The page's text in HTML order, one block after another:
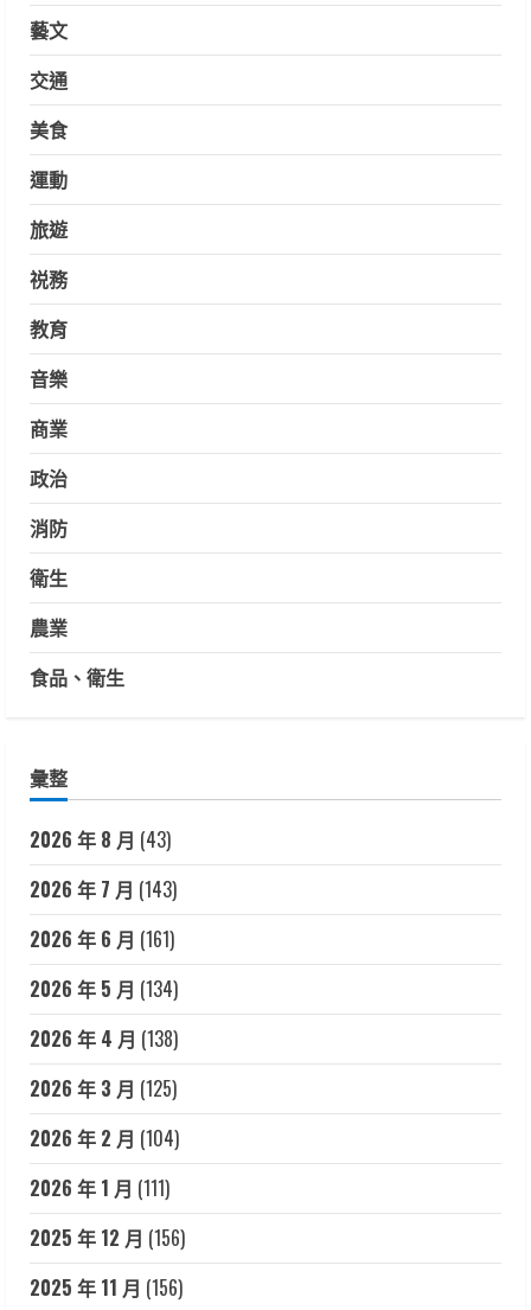
藝文
交通
美食
運動
旅遊
祱務
教育
音樂
商業
政治
消防
衛生
農業
食品、衛生
彙整
2026 年 8 月 (43)
2026 年 7 月 (143)
2026 年 6 月 (161)
2026 年 5 月 (134)
2026 年 4 月 (138)
2026 年 3 月 (125)
2026 年 2 月 (104)
2026 年 1 月 (111)
2025 年 12 月 (156)
2025 年 11 月 (156)